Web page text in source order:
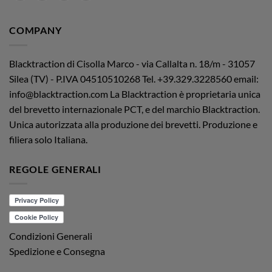
COMPANY
Blacktraction di Cisolla Marco - via Callalta n. 18/m - 31057
Silea (TV) - P.IVA 04510510268Tel. +39.329.3228560 email:
info@blacktraction.com La Blacktraction è proprietaria unica
del brevetto internazionale PCT, e del marchio Blacktraction.
Unica autorizzata alla produzione dei brevetti. Produzione e
filiera solo Italiana.
REGOLE GENERALI
Condizioni Generali
Spedizione e Consegna